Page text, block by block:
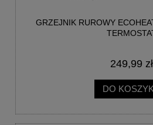
GRZEJNIK RUROWY
249,99 zł
DO